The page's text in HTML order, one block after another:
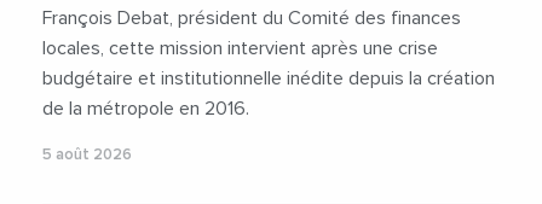
François Debat, président du Comité des finances
locales, cette mission intervient après une crise
budgétaire et institutionnelle inédite depuis la création
de la métropole en 2016.
5 août 2026